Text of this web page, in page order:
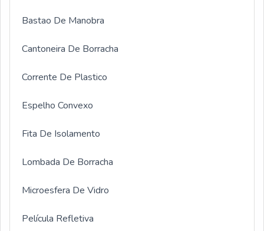
Bastao De Manobra
Cantoneira De Borracha
Corrente De Plastico
Espelho Convexo
Fita De Isolamento
Lombada De Borracha
Microesfera De Vidro
Película Refletiva